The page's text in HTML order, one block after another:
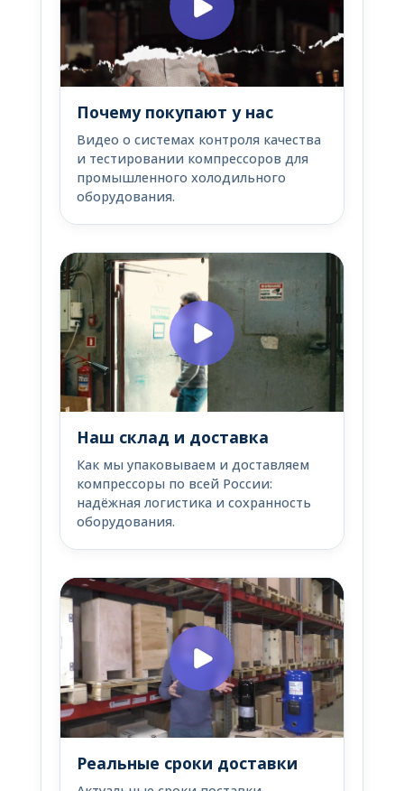
Почему покупают у нас
Видео о системах контроля качества
и тестировании компрессоров для
промышленного холодильного
оборудования.
Наш склад и доставка
Как мы упаковываем и доставляем
компрессоры по всей России:
надёжная логистика и сохранность
оборудования.
Реальные сроки доставки